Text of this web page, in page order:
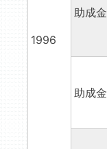
1996
助成金
助成金